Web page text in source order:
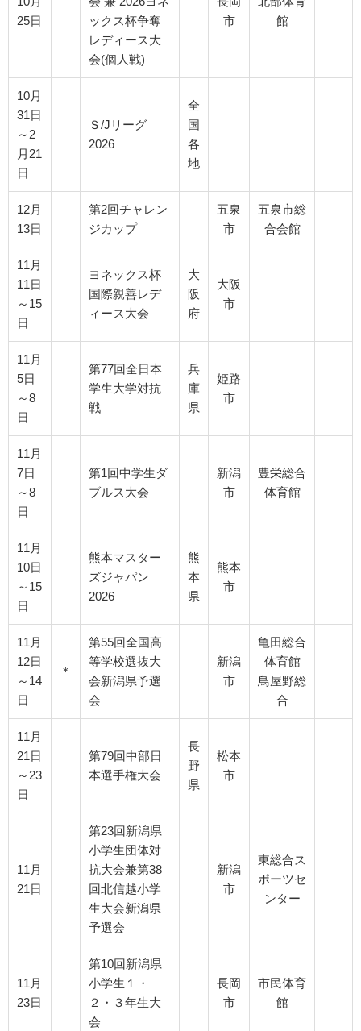
25日
ックス杯争奪
レディース大
会(個人戦)
市
館
10月
31日
～2
月21
日
Ｓ/Jリーグ
2026
全
国
各
地
12月
13日
第2回チャレン
ジカップ
五泉
市
五泉市総
合会館
11月
11日
～15
日
ヨネックス杯
国際親善レデ
ィース大会
大
阪
府
大阪
市
11月
5日
～8
日
第77回全日本
学生大学対抗
戦
兵
庫
県
姫路
市
11月
7日
～8
日
第1回中学生ダ
ブルス大会
新潟
市
豊栄総合
体育館
11月
10日
～15
日
熊本マスター
ズジャパン
2026
熊
本
県
熊本
市
11月
12日
～14
日
＊
第55回全国高
等学校選抜大
会新潟県予選
会
新潟
市
亀田総合
体育館
鳥屋野総
合
11月
21日
～23
日
第79回中部日
本選手権大会
長
野
県
松本
市
11月
21日
第23回新潟県
小学生団体対
抗大会兼第38
回北信越小学
生大会新潟県
予選会
新潟
市
東総合ス
ポーツセ
ンター
11月
23日
第10回新潟県
小学生１・
２・３年生大
会
長岡
市
市民体育
館